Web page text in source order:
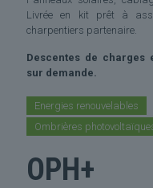
Livrée en kit prêt à
charpentiers partenaire.
Descentes de charges
sur demande.
Energies renouvelables
Ombrières
OPH+